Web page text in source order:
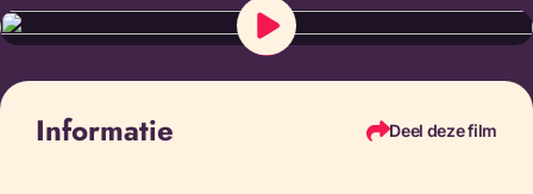
Informatie Deel deze film